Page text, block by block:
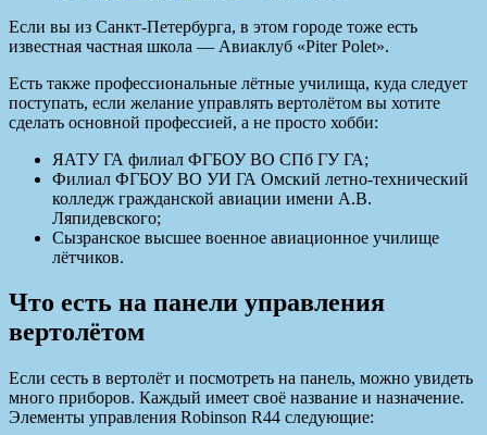
Если вы из Санкт-Петербурга, в этом городе тоже есть
известная частная школа — Авиаклуб «Piter Polet».
Есть также профессиональные лётные училища, куда следует
поступать, если желание управлять вертолётом вы хотите
сделать основной профессией, а не просто хобби:
ЯАТУ ГА филиал ФГБОУ ВО СПб ГУ ГА;
Филиал ФГБОУ ВО УИ ГА Омский летно-технический
колледж гражданской авиации имени А.В.
Ляпидевского;
Сызранское высшее военное авиационное училище
лётчиков.
Что есть на панели управления
вертолётом
Если сесть в вертолёт и посмотреть на панель, можно увидеть
много приборов. Каждый имеет своё название и назначение.
Элементы управления Robinson R44 следующие: